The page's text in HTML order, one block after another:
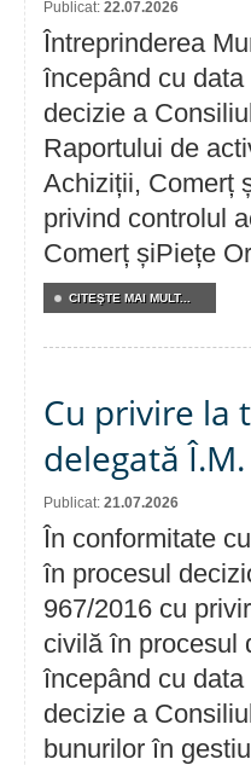
Publicat: 22.07.2026
Întreprinderea
începând cu
decizie a
Raportului de
Achiziții, Comerț
privind controlul
Comerț șiPiețe
CITEŞTE MAI MULT...
Cu privire la
delegată
Publicat: 21.07.2026
În conformitate
în procesul
967/2016 cu
civilă în procesul
începând cu
decizie a
bunurilor în